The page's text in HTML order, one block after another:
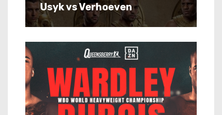
Usyk vs Verhoeven